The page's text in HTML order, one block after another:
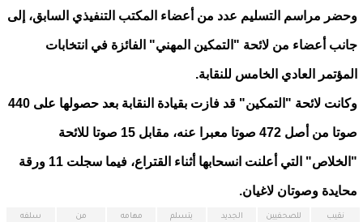
وحضر مراسم التسليم عدد من أعضاء المكتب التنفيذي السابق، إلى
جانب أعضاء من لائحة "التمكين المهني" الفائزة في انتخابات
المؤتمر العادي الخامس للنقابة.
وكانت لائحة "التمكين" قد فازت بقيادة النقابة بعد حصولها على 440
صوتا من أصل 472 صوتا معبرا عنه، مقابل 15 صوتا للائحة
"الخلاص" التي أعلنت انسحابها أثناء القتراع، فيما سجلت 11 ورقة
محايدة وصوتان لاغيان.
نقيب للصحفيين الجديد يتسلم مهامه من سلفه